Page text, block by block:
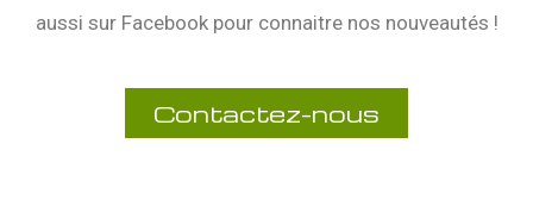
aussi sur Facebookpour connaitre nos nouveautés !
Contactez-nous